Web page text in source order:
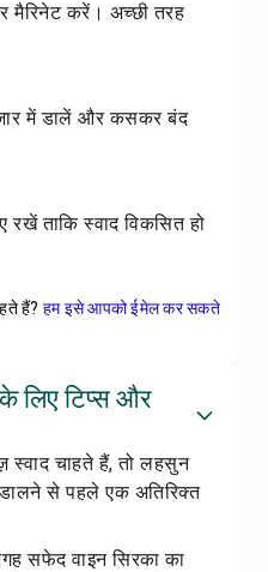
करें। अच्छी तरह
में डालें और कसकर बंद
ताकि स्वाद विकसित हो
हैं? हम इसे आपको ईमेल कर सकते
लिए टिप्स और
चाहते हैं, तो लहसुन
से पहले एक अतिरिक्त
सफेद वाइन सिरका का